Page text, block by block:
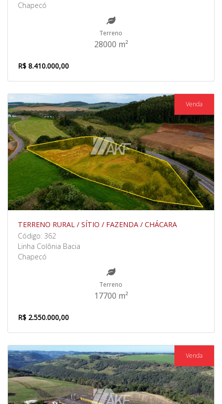
Chapecó
Terreno
28000 m²
R$ 8.410.000,00
Venda
TERRENO RURAL / SÍTIO / FAZENDA / CHÁCARA
Código: 362
Linha Colônia Bacia
Chapecó
Terreno
17700 m²
R$ 2.550.000,00
Venda